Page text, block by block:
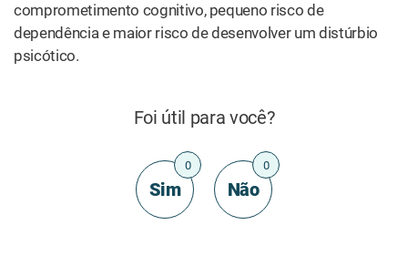
comprometimento cognitivo, pequeno risco de
dependência e maior risco de desenvolver um distúrbio
psicótico.
Foi útil para você?
Sim
0
Não
0